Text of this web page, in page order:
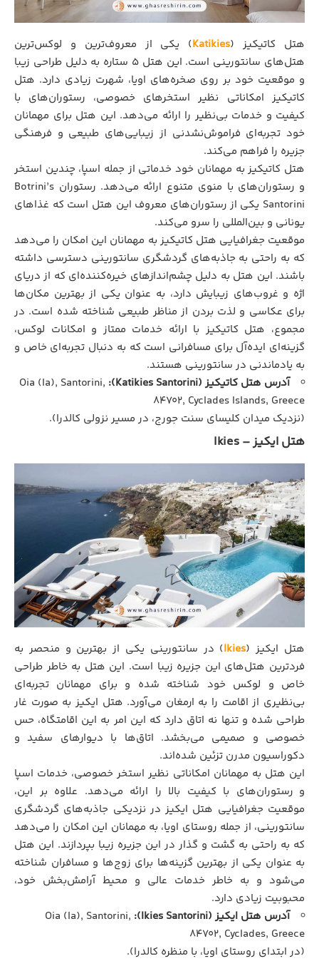
هتل کاتیکیز (Katikies) یکی از معروف‌ترین و لوکس‌ترین
هتل‌های سانتورینی است. این هتل 5 ستاره به دلیل طراحی زیبا
و موقعیت خود بر روی صخره‌های اویا، شهرت زیادی دارد. هتل
کاتیکیز امکاناتی نظیر استخرهای خصوصی، رستوران‌های با
کیفیت و خدمات بی‌نظیر را ارائه می‌دهد. این هتل برای مهمانان
خود تجربه‌ای فراموش‌نشدنی از زیبایی‌های طبیعی و فرهنگی
جزیره را فراهم می‌کند.
هتل کاتیکیز به مهمانان خود خدماتی از جمله اسپا، چندین استخر
و رستوران‌های با منوی متنوع ارائه می‌دهد. رستوران Botrini’s
Santorini یکی از رستوران‌های معروف این هتل است که غذاهای
یونانی و بین‌المللی را سرو می‌کند.
موقعیت جغرافیایی هتل کاتیکیز به مهمانان این امکان را می‌دهد
که به راحتی به جاذبه‌های گردشگری سانتورینی دسترسی داشته
باشند. این هتل به دلیل چشم‌اندازهای خیره‌کننده‌ای که از دریای
اژه و غروب‌های زیبایش دارد، به عنوان یکی از بهترین مکان‌ها
برای عکاسی و لذت بردن از مناظر طبیعی شناخته شده است. در
مجموع، هتل کاتیکیز با ارائه خدمات ممتاز و امکانات لوکس،
گزینه‌ای ایده‌آل برای مسافرانی است که به دنبال تجربه‌ای خاص و
به یادماندنی در سانتورینی هستند.
آدرس هتل کاتیکیز (Katikies Santorini):
Oia (Ia), Santorini,
84702, Cyclades Islands, Greece
(نزدیک میدان کلیسای سنت جورج، در مسیر نزولی کالدرا).
هتل ایکیز – Ikies
هتل ایکیز (Ikies) در سانتورینی یکی از بهترین و منحصر به
فردترین هتل‌های این جزیره زیبا است. این هتل به خاطر طراحی
خاص و لوکس خود شناخته شده و برای مهمانان تجربه‌ای
بی‌نظیری از اقامت را به ارمغان می‌آورد. هتل ایکیز به صورت غار
طراحی شده و تنها نه اتاق دارد که این امر به این اقامتگاه، حس
خصوصی و صمیمی می‌بخشد. اتاق‌ها با دیوارهای سفید و
دکوراسیون مدرن تزئین شده‌اند.
این هتل به مهمانان امکاناتی نظیر استخر خصوصی، خدمات اسپا
و رستوران‌های با کیفیت بالا را ارائه می‌دهد. علاوه بر این،
موقعیت جغرافیایی هتل ایکیز در نزدیکی جاذبه‌های گردشگری
سانتورینی، از جمله روستای اویا، به مهمانان این امکان را می‌دهد
که به راحتی به گشت و گذار در این جزیره زیبا بپردازند. این هتل
به عنوان یکی از بهترین گزینه‌ها برای زوج‌ها و مسافران شناخته
می‌شود و به خاطر خدمات عالی و محیط آرامش‌بخش خود،
محبوبیت زیادی دارد.
آدرس هتل ایکیز (Ikies Santorini):
Oia (Ia), Santorini,
84702, Cyclades, Greece
(در ابتدای روستای اویا، با منظره کالدرا).